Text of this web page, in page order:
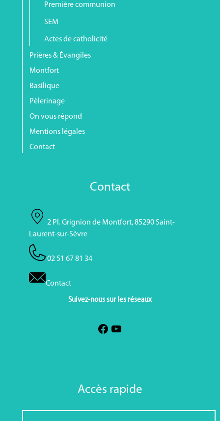
Première communion
SEM
Actes de catholicité
Prières & Évangiles
Montfort
Basilique
Pèlerinage
On vous répond
Mentions légales
Contact
Contact
2 Pl. Grignion de Montfort, 85290 Saint-
Laurent-sur-Sèvre
02 51 67 81 34
Contact
Suivez-nous sur les réseaux
Accès rapide